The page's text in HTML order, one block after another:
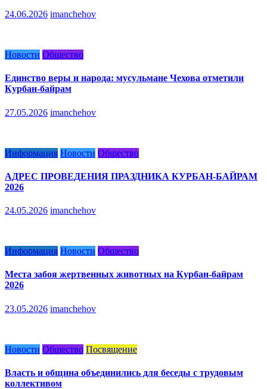
24.06.2026 imanchehov
Новости Общество
Единство веры и народа: мусульмане Чехова отметили
Курбан-байрам
27.05.2026 imanchehov
Информация Новости Общество
АДРЕС ПРОВЕДЕНИЯ ПРАЗДНИКА КУРБАН-БАЙРАМ
2026
24.05.2026 imanchehov
Информация Новости Общество
Места забоя жертвенных животных на Курбан-байрам
2026
23.05.2026 imanchehov
Новости Общество Посвящение
Власть и община объединились для беседы с трудовым
коллективом